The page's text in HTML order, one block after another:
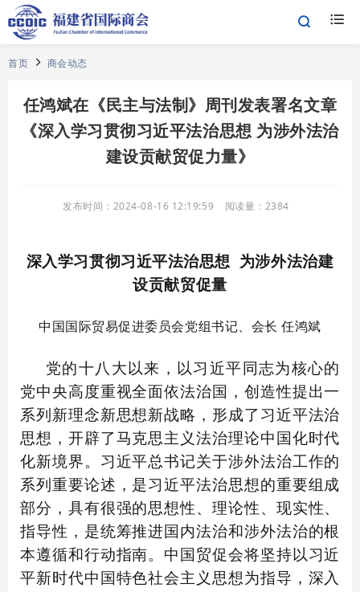
首页 商会动态
任鸿斌在《民主与法制》周刊发表署名文章
《深入学习贯彻习近平法治思想 为涉外法治
建设贡献贸促力量》
发布时间： 2024-08-16 12:19:59 阅读量： 2384
深入学习贯彻习近平法治思想 为涉外法治建
设贡献贸促量
中国国际贸易促进委员会党组书记、会长 任鸿斌
党的十八大以来，以习近平同志为核心的
党中央高度重视全面依法治国，创造性提出一
系列新理念新思想新战略，形成了习近平法治
思想，开辟了马克思主义法治理论中国化时代
化新境界。习近平总书记关于涉外法治工作的
系列重要论述，是习近平法治思想的重要组成
部分，具有很强的思想性、理论性、现实性、
指导性，是统筹推进国内法治和涉外法治的根
本遵循和行动指南。中国贸促会将坚持以习近
平新时代中国特色社会主义思想为指导，深入